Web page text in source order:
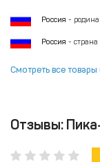
Россия - родина
Россия - страна
Смотреть все товары
Отзывы: